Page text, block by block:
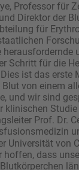
Professor für
Direktor der
für
herausfordernde
Schritt für die
ist das erste
von einem
und wir sind
klinischen Studie
Prof. Dr.
Universität von
hoffen, dass